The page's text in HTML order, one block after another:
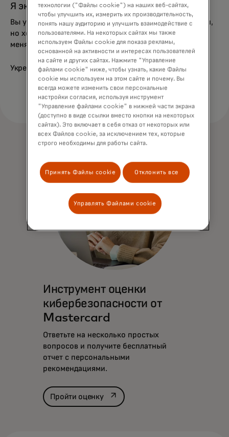
Я эксперт и хочу быть на шаг впереди
Вы уже внедрили лучшие меры по кибербезопасности,
но хотите повысить протоколы защиты из-за
меняющихся рисков. Mastercard поможет в этом.
Укрепить защиту
Инструмент оценки
кибербезопасности от
Mastercard
Ответьте на несколько простых
вопросов и получите бесплатный
отчет с персональными
рекомендациями.‎
Пройти оценкуopens in a new tab
технологии ("Файлы cookie") на наших веб-сайтах,
чтобы улучшить их, измерить их производительность,
понять нашу аудиторию и улучшить взаимодействие с
пользователями. На некоторых сайтах мы также
используем Файлы cookie для показа рекламы,
основанной на активности и интересах пользователей
на сайте и других сайтах. Нажмите "Управление
файлами cookie" ниже, чтобы узнать, какие Файлы
cookie мы используем на этом сайте и почему. Вы
всегда можете изменить свои персональные
настройки согласия, используя инструмент
"Управление файлами cookie" в нижней части экрана
(доступно в виде ссылки вместо кнопки на некоторых
сайтах). Это включает в себя отказ от некоторых или
всех Файлов cookie, за исключением тех, которые
строго необходимы для работы сайта.
Принять Файлы cookie Отклонить все
Управлять Файлами cookie